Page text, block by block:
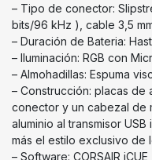
– Tipo de conector:
bits/96 kHz ), cable 3,5
– Duración de Bateria:
– Iluminación: RGB con
– Almohadillas: Espuma
– Construcción: placas de
conector y un cabezal de
aluminio al transmisor
más el estilo exclusivo de
– Software: CORSAIR